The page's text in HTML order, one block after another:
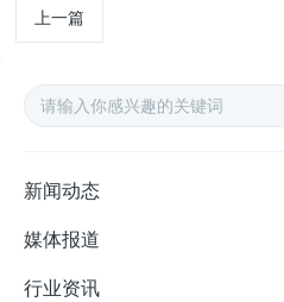
上一篇
新闻动态
媒体报道
行业资讯